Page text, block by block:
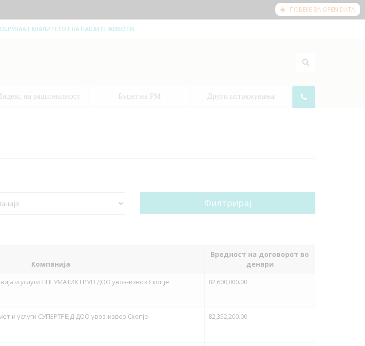
КВАЛИТЕТОТ НА НАШИТЕ ЖИВОТИ.
ПОВЕЌЕ ЗА OPEN DATA
на рационалност Буџет на РМ Други истражувања
Компанија
Вредност на договорот во
денари
и услуги ПНЕУМАТИК ГРУП ДОО увоз-извоз Скопје 82,600,000.00
и услуги СУПЕРТРЕЈД ДОО увоз-извоз Скопје 82,352,200.00